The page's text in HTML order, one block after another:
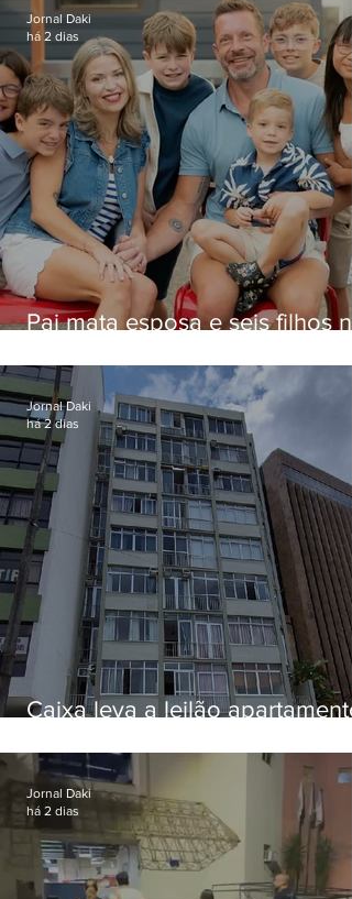
Pai mata esposa e seis filhos
Jornal Daki
há 2 dias
Caixa leva a leilão apartamento
Botafogo
Jornal Daki
há 2 dias
Jornal Daki
há 2 dias